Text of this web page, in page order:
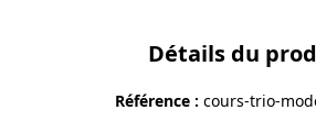
Détails du
Référence cours-trio-